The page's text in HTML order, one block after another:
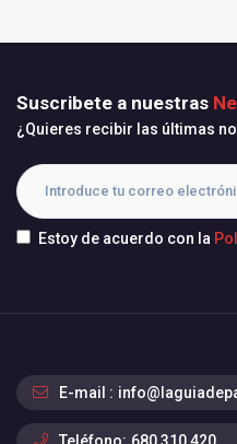
Suscribete a nuestras
¿Quieres recibir las últimas
Estoy de acuerdo con la
E-mail :
Teléfono: 680 310 420